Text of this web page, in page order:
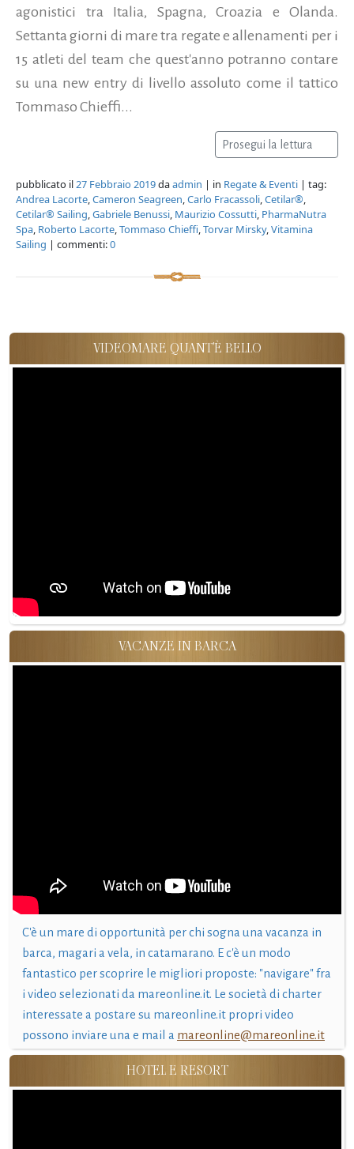
agonistici tra Italia, Spagna, Croazia e Olanda.
Settanta giorni di mare tra regate e allenamenti per i
15 atleti del team che quest'anno potranno contare
su una new entry di livello assoluto come il tattico
Tommaso Chieffi...
Prosegui la lettura
pubblicato il27 Febbraio 2019daadmin | in Regate & Eventi | tag:
Andrea Lacorte,Cameron Seagreen,Carlo Fracassoli,Cetilar®,
Cetilar® Sailing,Gabriele Benussi, Maurizio Cossutti, PharmaNutra
Spa, Roberto Lacorte,Tommaso Chieffi,Torvar Mirsky,Vitamina
Sailing | commenti:0
VIDEOMARE QUANT'È BELLO
VACANZE IN BARCA
C'è un mare di opportunità per chi sogna una vacanza in
barca, magari a vela, in catamarano. E c'è un modo
fantastico per scoprire le migliori proposte: "navigare" fra
i video selezionati da mareonline.it. Le società di charter
interessate a postare su mareonline.it propri video
possono inviare una e mail a mareonline@mareonline.it
HOTEL E RESORT